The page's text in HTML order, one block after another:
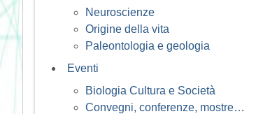
Neuroscienze
Origine della vita
Paleontologia e geologia
Eventi
Biologia Cultura e Società
Convegni, conferenze, mostre…